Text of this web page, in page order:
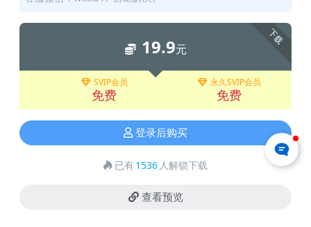
下载
19.9元
SVIP会员
免费
永久SVIP会员
免费
登录后购买
已有1536 人解锁下载
查看预览